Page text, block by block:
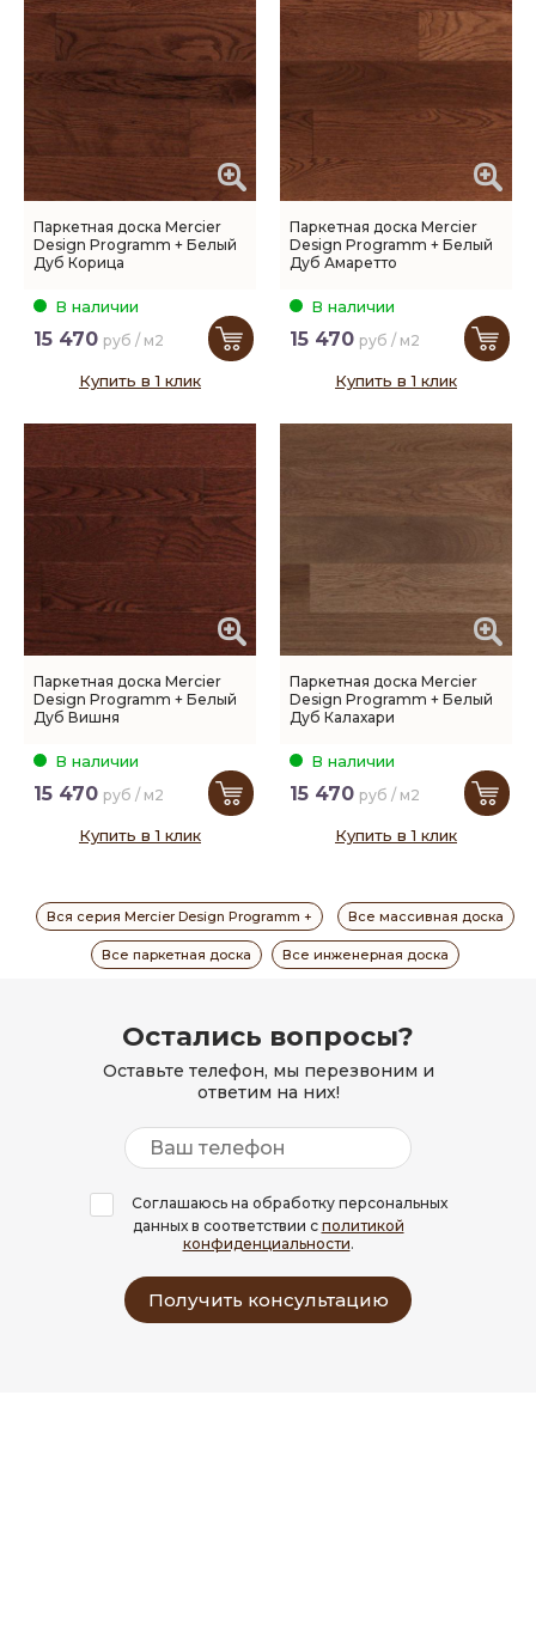
Паркетная доска Mercier
Design Programm + Белый
Дуб Корица
В наличии
15 470 руб / м2
Купить в 1 клик
Паркетная доска Mercier
Design Programm + Белый
Дуб Амаретто
В наличии
15 470 руб / м2
Купить в 1 клик
Паркетная доска Mercier
Design Programm + Белый
Дуб Вишня
В наличии
15 470 руб / м2
Купить в 1 клик
Паркетная доска Mercier
Design Programm + Белый
Дуб Калахари
В наличии
15 470 руб / м2
Купить в 1 клик
Вся серия Mercier Design Programm + Все массивная доска
Все паркетная доска Все инженерная доска
Остались вопросы?
Оставьте телефон, мы перезвоним и
ответим на них!
Соглашаюсь на обработку персональных
данных в соответствии с политикой
конфиденциальности.
Получить консультацию